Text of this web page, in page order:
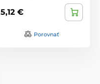
5,12 €
Porovnať